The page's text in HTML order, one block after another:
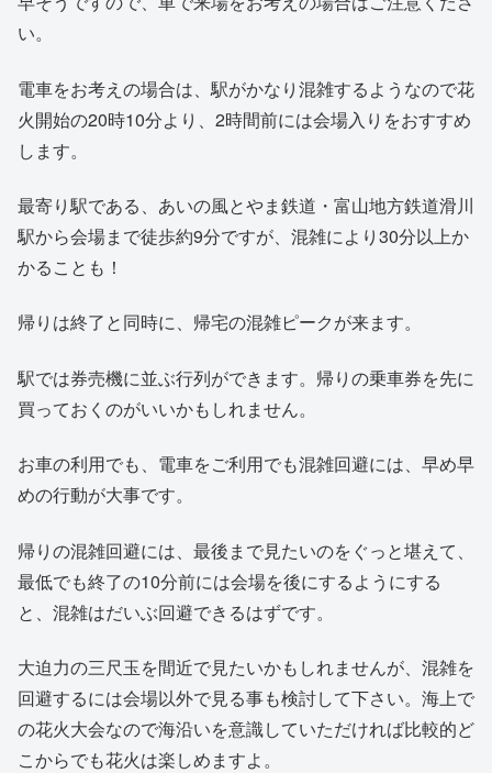
い。
電車をお考えの場合は、駅がかなり混雑するようなので花
火開始の20時10分より、2時間前には会場入りをおすすめ
します。
最寄り駅である、あいの風とやま鉄道・富山地方鉄道滑川
駅から会場まで徒歩約9分ですが、混雑により30分以上か
かることも！
帰りは終了と同時に、帰宅の混雑ピークが来ます。
駅では券売機に並ぶ行列ができます。帰りの乗車券を先に
買っておくのがいいかもしれません。
お車の利用でも、電車をご利用でも混雑回避には、早め早
めの行動が大事です。
帰りの混雑回避には、最後まで見たいのをぐっと堪えて、
最低でも終了の10分前には会場を後にするようにする
と、混雑はだいぶ回避できるはずです。
大迫力の三尺玉を間近で見たいかもしれませんが、混雑を
回避するには会場以外で見る事も検討して下さい。海上で
の花火大会なので海沿いを意識していただければ比較的ど
こからでも花火は楽しめますよ。